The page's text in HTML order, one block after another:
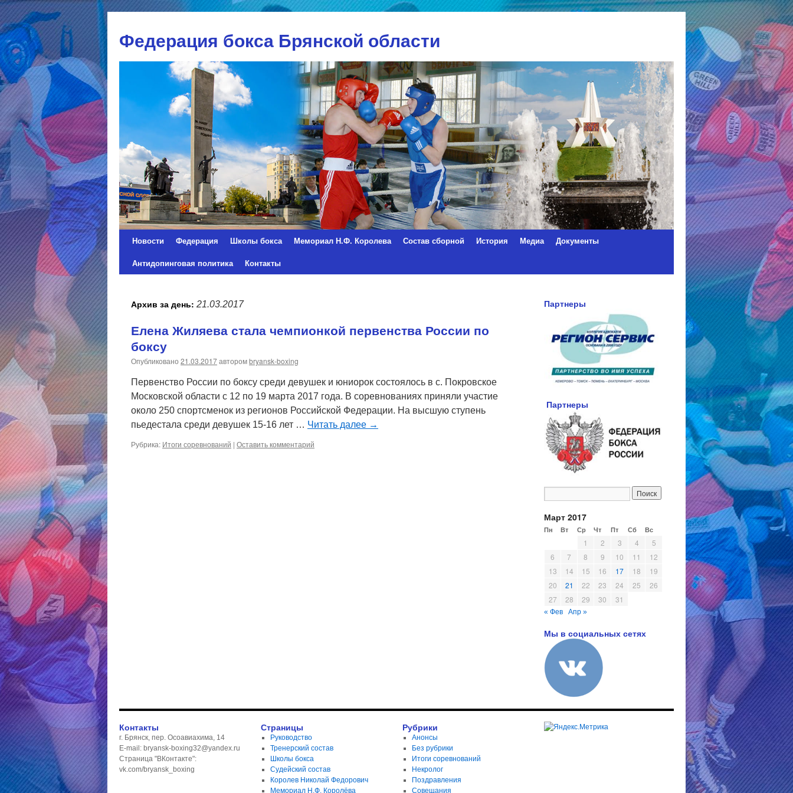
Федерация бокса Брянской области
Перейти
Новости Федерация Школы бокса Мемориал Н.Ф. Королева Состав сборной История Медиа
Документы
Антидопинговая политика
Контакты
Архив за день: 21.03.2017
Елена Жиляева стала чемпионкой первенства России по
боксу
Опубликовано 21.03.2017авторомbryansk-boxing
Первенство России по боксу среди девушек и юниорок состоялось в с. Покровское
Московской области с 12 по 19 марта 2017 года. В соревнованиях приняли участие
около 250 спортсменок из регионов Российской Федерации. На высшую ступень
пьедестала среди девушек 15-16 лет … Читать далее →
Рубрика: Итоги соревнований | Оставить комментарий
Партнеры
Партнеры
Март 2017
Пн Вт Ср Чт Пт Сб Вс
1 2 3 4
5
6
7 8 9 10 11
12
13
14 15 16 17 18
19
20
21 22 23 24 25
26
27
28 29 30 31
« Фев Апр »
Мы в социальных сетях
Контакты
г. Брянск, пер. Осоавиахима, 14
E-mail: bryansk-boxing32@yandex.ru
Страница "ВКонтакте":
vk.com/bryansk_boxing
Страницы
Руководство
Тренерский состав
Школы бокса
Судейский состав
Королев Николай Федорович
Мемориал Н.Ф. Королёва
Рубрики
Анонсы
Без рубрики
Итоги соревнований
Некролог
Поздравления
Совещания